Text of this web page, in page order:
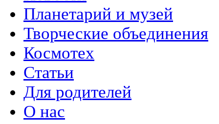
Планетарий и музей
Творческие объединения
Космотех
Статьи
Для родителей
О нас